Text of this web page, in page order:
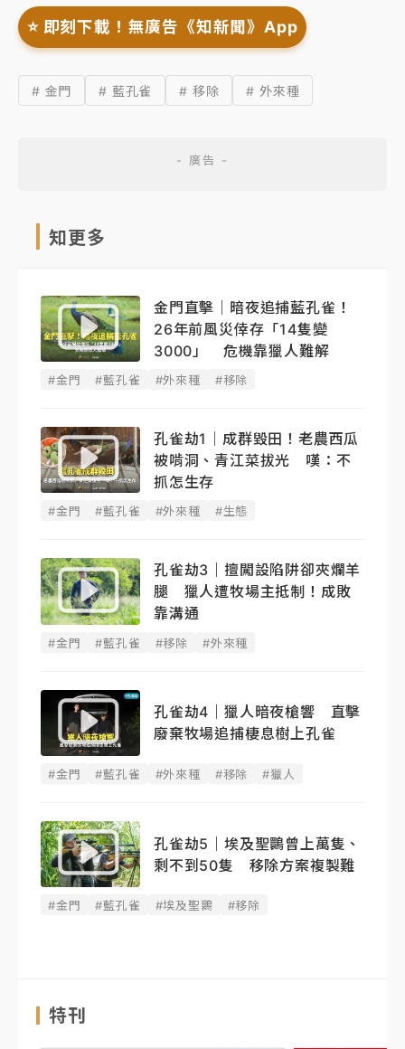
⭐️ 即刻下載！無廣告《知新聞》App
# 金門 # 藍孔雀 # 移除 # 外來種
知更多
金門直擊｜暗夜追捕藍孔雀！
26年前風災倖存「14隻變
3000」 危機靠獵人難解
#金門 #藍孔雀 #外來種 #移除
孔雀劫1｜成群毀田！老農西瓜
被啃洞、青江菜拔光 嘆：不
抓怎生存
#金門 #藍孔雀 #外來種 #生態
孔雀劫3｜擅闖設陷阱卻夾爛羊
腿 獵人遭牧場主抵制！成敗
靠溝通
#金門 #藍孔雀 #移除 #外來種
孔雀劫4｜獵人暗夜槍響 直擊
廢棄牧場追捕棲息樹上孔雀
#金門 #藍孔雀 #外來種 #移除 #獵人
孔雀劫5｜埃及聖䴉曾上萬隻、
剩不到50隻 移除方案複製難
#金門 #藍孔雀 #埃及聖䴉 #移除
特刊